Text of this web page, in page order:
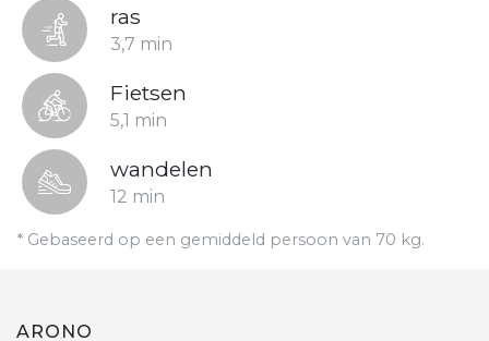
ras
3,7 min
Fietsen
5,1 min
wandelen
12 min
* Gebaseerd op een gemiddeld persoon van 70 kg.
ARONO